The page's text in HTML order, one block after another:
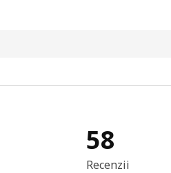
generală: 4.4 din 5 stele Total
58
Recenzii